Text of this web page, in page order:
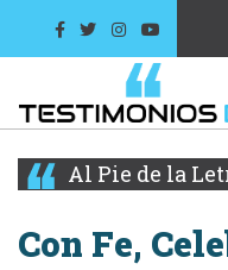
Al Pie de la
Con Fe,